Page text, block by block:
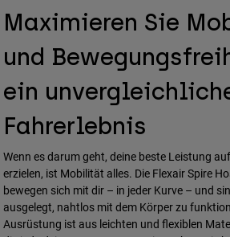
Maximieren Sie
und
ein
Fahrerlebnis
Wenn es darum geht, deine beste Leistung
erzielen, ist Mobilität alles. Die Flexair Spire
bewegen sich mit dir – in jeder Kurve – und
ausgelegt, nahtlos mit dem Körper zu
Ausrüstung ist aus leichten und flexiblen